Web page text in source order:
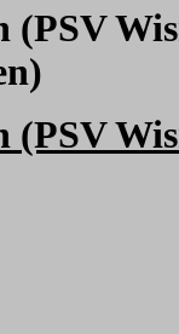
(PSV
(PSV